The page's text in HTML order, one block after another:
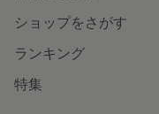
ショップをさがす
ランキング
特集